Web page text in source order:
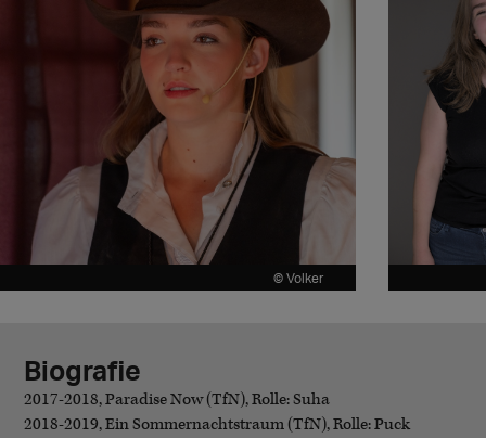
© Volker
Biografie
2017-2018, Paradise Now (TfN), Rolle: Suha
2018-2019, Ein Sommernachtstraum (TfN), Rolle: Puck